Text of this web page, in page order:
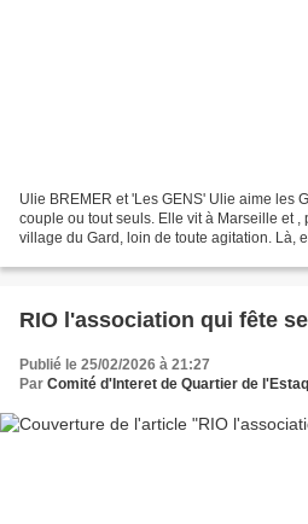
Ulie BREMER et 'Les GENS' Ulie aime les
couple ou tout seuls. Elle vit à Marseille et ,
village du Gard, loin de toute agitation. Là,
RIO l'association qui fête
Publié le 25/02/2026 à 21:27
Par Comité d'Interet de Quartier de